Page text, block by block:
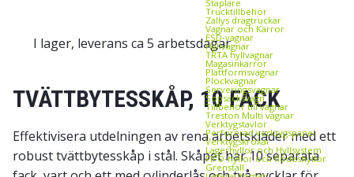
Staplare
Trucktillbehör
Zallys dragtruckar
Vagnar och Kärror
ESD‑vagnar
Hyllvagnar
TRTA hyllvagnar
Magasinkärror
Plattformsvagnar
Plockvagnar
Serveringsvagnar
Sopsäcksvagn
Tillbehör till vagnar
Treston Multi vagnar
Verktygstavlor
Perforerad verktygspanel
Verktygskrokar
Lagerhyllor och Hyllsystem
FIFO‑hyllor och flödeshyllor
Grenställ
I lager, leverans ca 5 arbetsdagar
TVÄTTBYTESSKÅP, 10 FACK
Effektivisera utdelningen av rena arbetskläder med ett
robust tvättbytesskåp i stål. Skåpet har 10 separata